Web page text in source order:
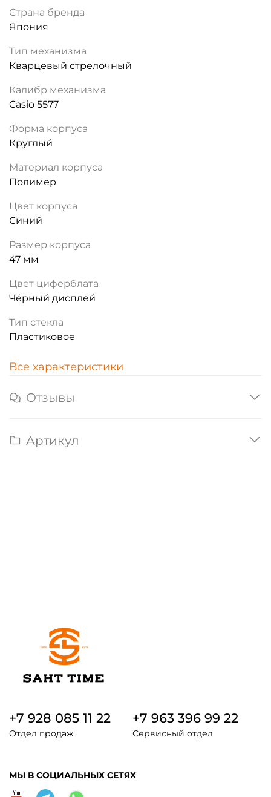
Страна бренда
Япония
Тип механизма
Кварцевый стрелочный
Калибр механизма
Casio 5577
Форма корпуса
Круглый
Материал корпуса
Полимер
Цвет корпуса
Синий
Размер корпуса
47 мм
Цвет циферблата
Чёрный дисплей
Тип стекла
Пластиковое
Все характеристики
Отзывы
Артикул
+7 928 085 11 22
Отдел продаж
+7 963 396 99 22
Сервисный отдел
МЫ В СОЦИАЛЬНЫХ СЕТЯХ